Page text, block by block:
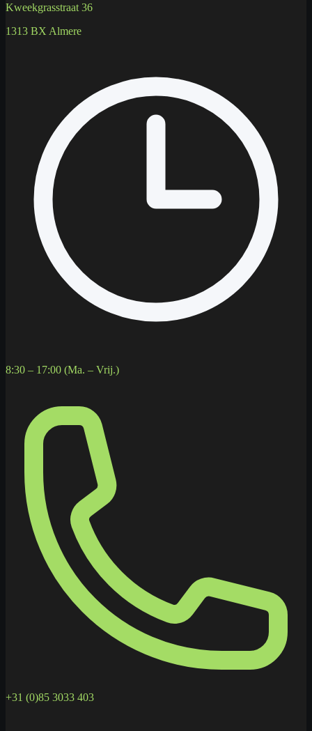
Kweekgrasstraat 36
1313 BX Almere
8:30 – 17:00 (Ma. – Vrij.)
+31 (0)85 3033 403